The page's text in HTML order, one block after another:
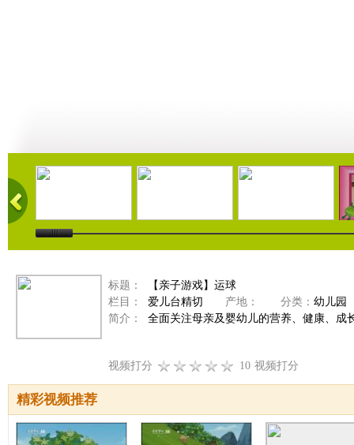
21:58 01:43 02:58
标题：
【亲子游戏】运球
栏目：
爱儿台精切 产地： 分类： 幼儿园
简介：
全面关注母亲及婴幼儿的营养、健康、成
视频打分 10 视频打分
精彩视频推荐